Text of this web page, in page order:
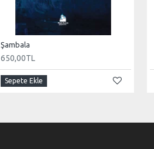
Şambala
650,00TL
Sepete Ekle